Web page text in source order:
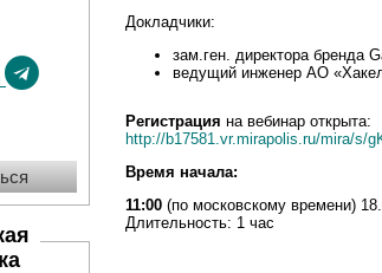
Докладчики:
зам.ген. директора бренда
ведущий инженер АО
Регистрация на вебинар открыта:
http://b17581.vr.mirapolis.ru/mira/s/
Время начала:
11:00 (по московскому времени)
Длительность: 1 час